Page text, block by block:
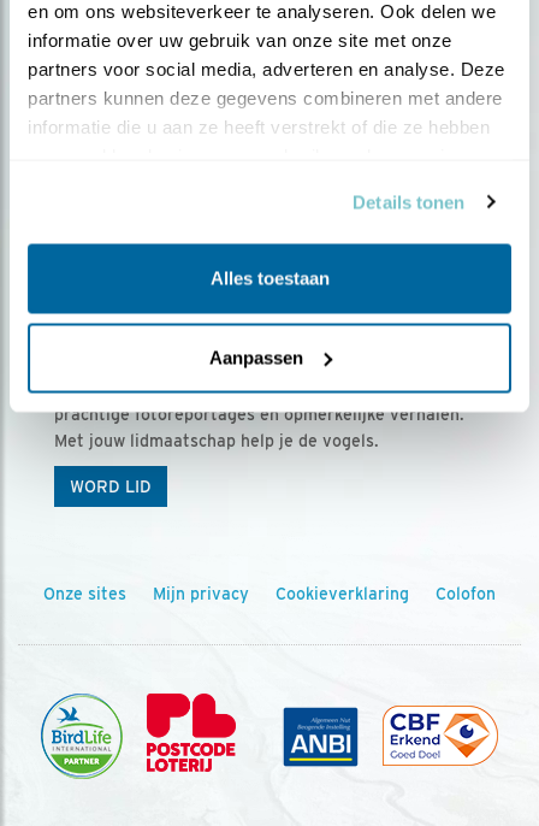
en om ons websiteverkeer te analyseren. Ook delen we
informatie over uw gebruik van onze site met onze
partners voor social media, adverteren en analyse. Deze
partners kunnen deze gegevens combineren met andere
informatie die u aan ze heeft verstrekt of die ze hebben
Details tonen
Alles toestaan
Aanpassen
Ontvang 5 x Vogels voor € 36,00 per jaar
Vogels is het tijdschrift voor onze leden, met
prachtige fotoreportages en opmerkelijke verhalen.
Met jouw lidmaatschap help je de vogels.
WORD LID
Onze sites Mijn privacy Cookieverklaring Colofon